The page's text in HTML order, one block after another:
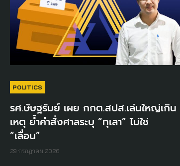
POLITICS
รศ.ษัษฐรัมย์ เผย กกต.สปส.เล่นใหญ่เกิน
เหตุ ย้ำคำสั่งศาลระบุ “ทุเลา” ไม่ใช่
“เลื่อน”
29 กรกฎาคม 2026